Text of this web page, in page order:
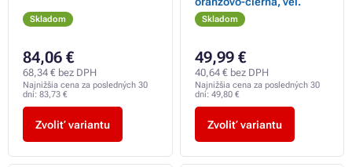
Skladom
84,06 €
68,34 € bez DPH
Najnižšia cena za posledných 30
dní: 83,73 €
Zvoliť variantu
Skladom
49,99 €
40,64 € bez DPH
Najnižšia cena za posledných 30
dní: 49,80 €
Zvoliť variantu